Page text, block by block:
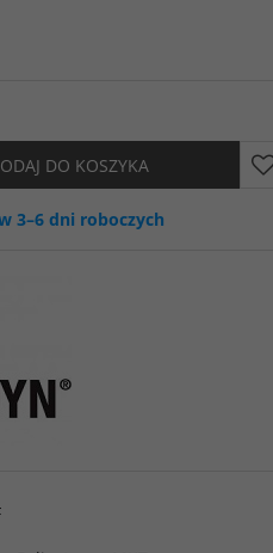
DO KOSZYKA
3–6 dni roboczych